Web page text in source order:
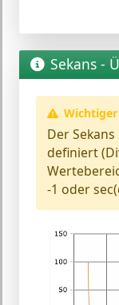
Sekans -
Der
definiert
-1 oder